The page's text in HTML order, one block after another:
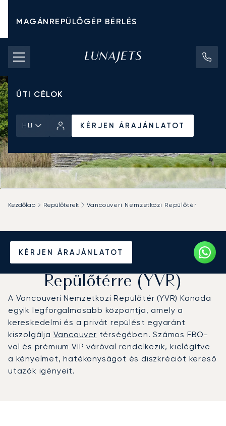
MAGÁNREPÜLŐGÉP BÉRLÉS
CHARTER ÁRAK
MAGÁNREPÜLŐGÉPEK
ÚTI CÉLOK
HU KÉRJEN ÁRAJÁNLATOT
KÉRJEN ÁRAJÁNLATOT
Kezdőlap Repülőterek Vancouveri Nemzetközi Repülőtér
Magánrepülőgép bérlése a
Vancouveri Nemzetközi
Repülőtérre (YVR)
A Vancouveri Nemzetközi Repülőtér (YVR) Kanada
egyik legforgalmasabb központja, amely a
kereskedelmi és a privát repülést egyaránt
kiszolgálja Vancouver térségében. Számos FBO-
val és prémium VIP váróval rendelkezik, kielégítve
a kényelmet, hatékonyságot és diszkréciót kereső
utazók igényeit.